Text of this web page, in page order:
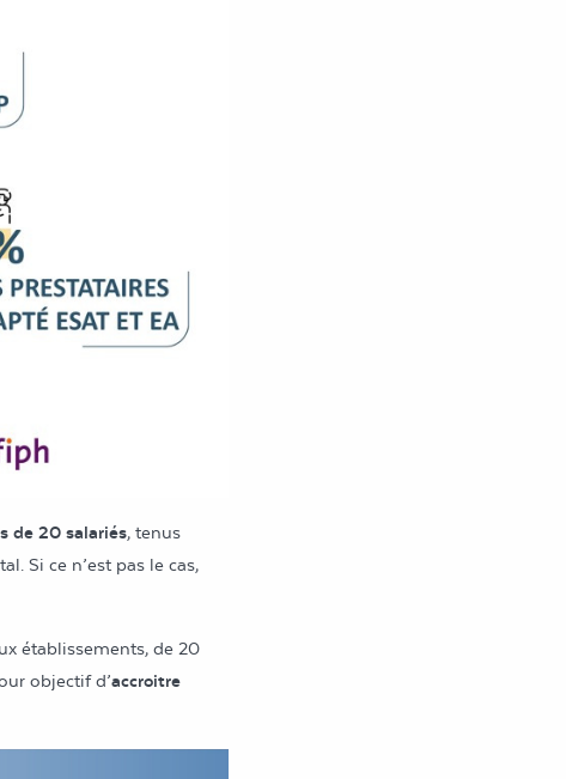
de 20 salariés, tenus
Si ce n’est pas le cas,
établissements, de 20
objectif d’accroitre